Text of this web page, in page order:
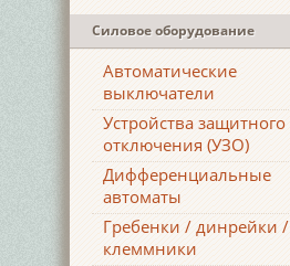
Силовое оборудование
Автоматические
выключатели
Устройства защитного
отключения (УЗО)
Дифференциальные
автоматы
Гребенки / динрейки /
клеммники